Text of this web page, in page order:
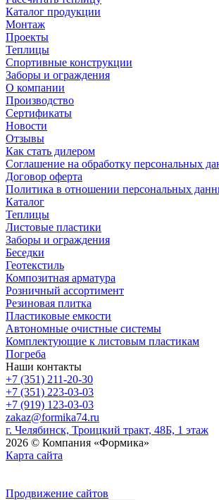
Каталог продукции
Монтаж
Проекты
Теплицы
Спортивные конструкции
Заборы и ограждения
О компании
Производство
Сертификаты
Новости
Отзывы
Как стать дилером
Соглашение на обработку персональных
Договор оферта
Политика в отношении персональных
Каталог
Теплицы
Листовые пластики
Заборы и ограждения
Беседки
Геотекстиль
Композитная арматура
Розничный ассортимент
Резиновая плитка
Пластиковые емкости
Автономные очистные системы
Комплектующие к листовым пластикам
Погреба
Наши контакты
+7 (351) 211-20-30
+7 (351) 223-03-03
+7 (919) 123-03-03
zakaz@formika74.ru
г. Челябинск, Троицкий тракт, 48Б, 1 этаж
2026 © Компания «Формика»
Карта сайта
Продвижение сайтов